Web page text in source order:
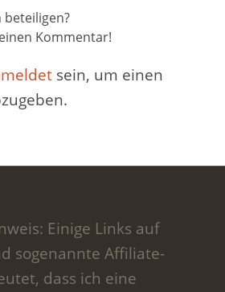
beteiligen?
Kommentar!
sein, um einen
Einige Links auf
sogenannte Affiliate-
dass ich eine